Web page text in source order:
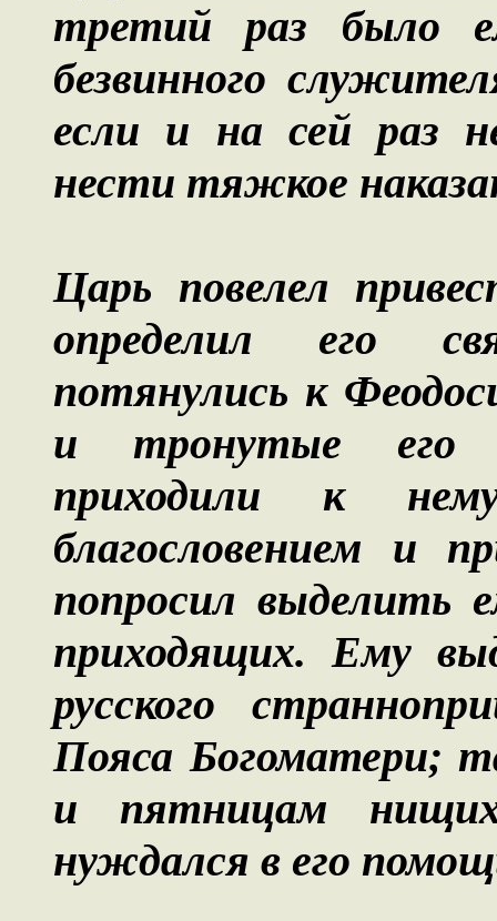
третий раз было
безвинного
если и на сей раз
нести тяжкое
Царь повелел
определил его
потянулись к
и тронутые его
приходили к
благословением и
попросил выделить
приходящих. Ему
русского
Пояса Богоматери;
и пятницам
нуждался в его